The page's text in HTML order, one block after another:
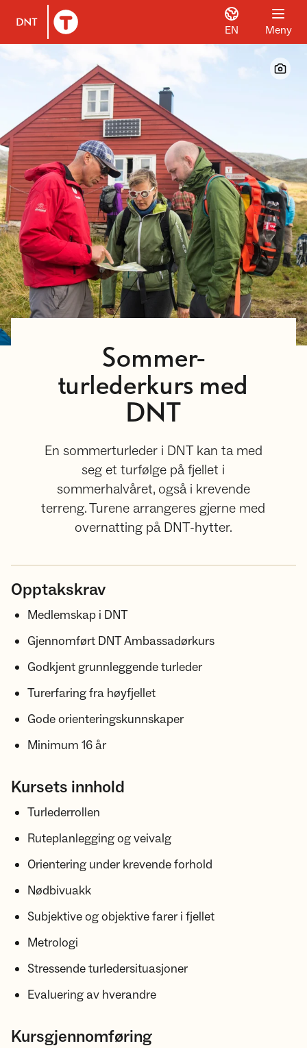
Til DNT.no forside
EN Meny
Sommer-
turlederkurs med
DNT
En sommerturleder i DNT kan ta med
seg et turfølge på fjellet i
sommerhalvåret, også i krevende
terreng. Turene arrangeres gjerne med
overnatting på DNT-hytter.
Opptakskrav
Medlemskap i DNT
Gjennomført DNT Ambassadørkurs
Godkjent grunnleggende turleder
Turerfaring fra høyfjellet
Gode orienteringskunnskaper
Minimum 16 år
Kursets innhold
Turlederrollen
Ruteplanlegging og veivalg
Orientering under krevende forhold
Nødbivuakk
Subjektive og objektive farer i fjellet
Metrologi
Stressende turledersituasjoner
Evaluering av hverandre
Kursgjennomføring